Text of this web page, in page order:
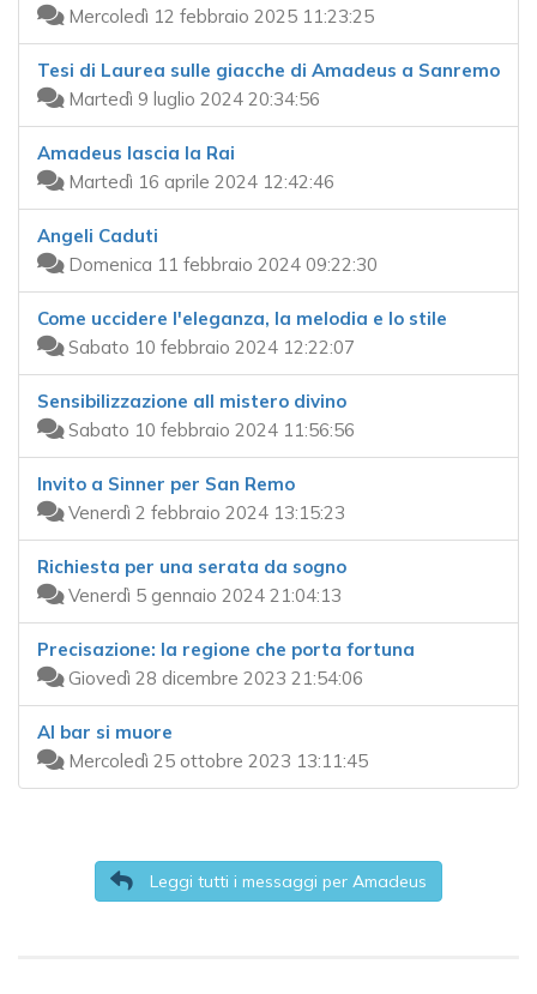
Mercoledì 12 febbraio 2025 11:23:25
Tesi di Laurea sulle giacche di Amadeus a Sanremo
Martedì 9 luglio 2024 20:34:56
Amadeus lascia la Rai
Martedì 16 aprile 2024 12:42:46
Angeli Caduti
Domenica 11 febbraio 2024 09:22:30
Come uccidere l'eleganza, la melodia e lo stile
Sabato 10 febbraio 2024 12:22:07
Sensibilizzazione all mistero divino
Sabato 10 febbraio 2024 11:56:56
Invito a Sinner per San Remo
Venerdì 2 febbraio 2024 13:15:23
Richiesta per una serata da sogno
Venerdì 5 gennaio 2024 21:04:13
Precisazione: la regione che porta fortuna
Giovedì 28 dicembre 2023 21:54:06
Al bar si muore
Mercoledì 25 ottobre 2023 13:11:45
Leggi tutti i messaggi per Amadeus